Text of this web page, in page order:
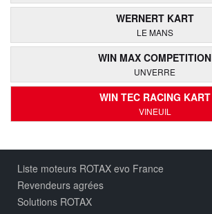
WERNERT KART
LE MANS
WIN MAX COMPETITION
UNVERRE
WIN TEC RACING KART
VINEUIL
Liste moteurs ROTAX evo France
Revendeurs agrées
Solutions ROTAX